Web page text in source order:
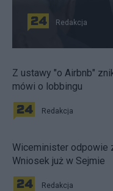
Redakcja
Z ustawy "o Airbnb"
mówi o lobbingu
Redakcja
Wiceminister odpowie
Wniosek już w Sejmie
Redakcja